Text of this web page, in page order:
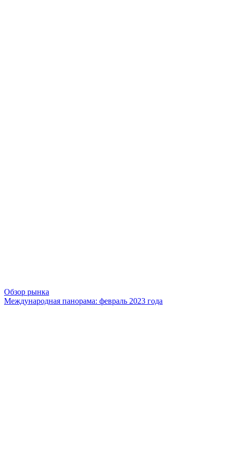
Обзор рынка
Международная панорама: февраль 2023 года